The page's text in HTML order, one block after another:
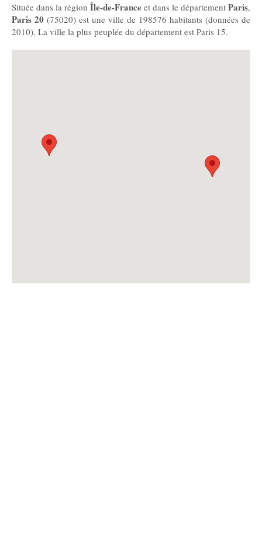
Située dans la région Île-de-France et dans le département Paris,
Paris 20 (75020) est une ville de 198576 habitants (données de
2010). La ville la plus peuplée du département est Paris 15.